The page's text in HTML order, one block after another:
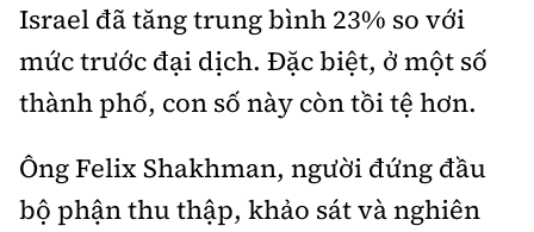
Israel đã tăng trung bình 23% so với
mức trước đại dịch. Đặc biệt, ở một số
thành phố, con số này còn tồi tệ hơn.
Ông Felix Shakhman, người đứng đầu
bộ phận thu thập, khảo sát và nghiên